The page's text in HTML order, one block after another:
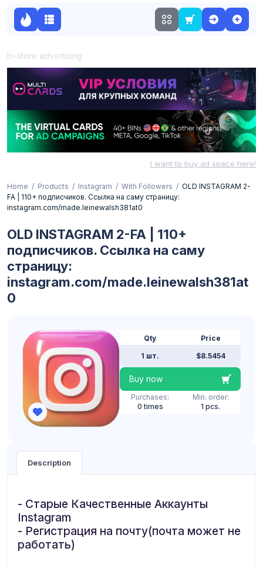
In-store advertising
I want to buy ad space here!
Home Products Instagram With Followers
OLD INSTAGRAM 2-
FA | 110+ подписчиков. Ссылка на саму страницу:
instagram.com/made.leinewalsh381at0
OLD INSTAGRAM 2-FA | 110+
подписчиков. Ссылка на саму
страницу:
instagram.com/made.leinewalsh381at
0
Qty
1 шт.
Price
$8.5454
Buy now
Purchases:
0 times
Min. order:
1 pcs.
Description
- Старые Качественные Аккаунты
Instagram
- Регистрация на почту(почта может не
работать)